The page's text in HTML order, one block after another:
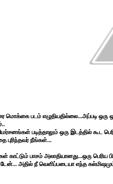
மொக்கை படம் எழுதியதில்லை...அப்படி
படித்தாலும் ஒரு இடத்தில் கூட
புரிந்தவர் நீங்கள்...
காட்டும் பாசம் அலாதியானது...ஒரு
அதில் நீ வெளிப்படையா எந்த